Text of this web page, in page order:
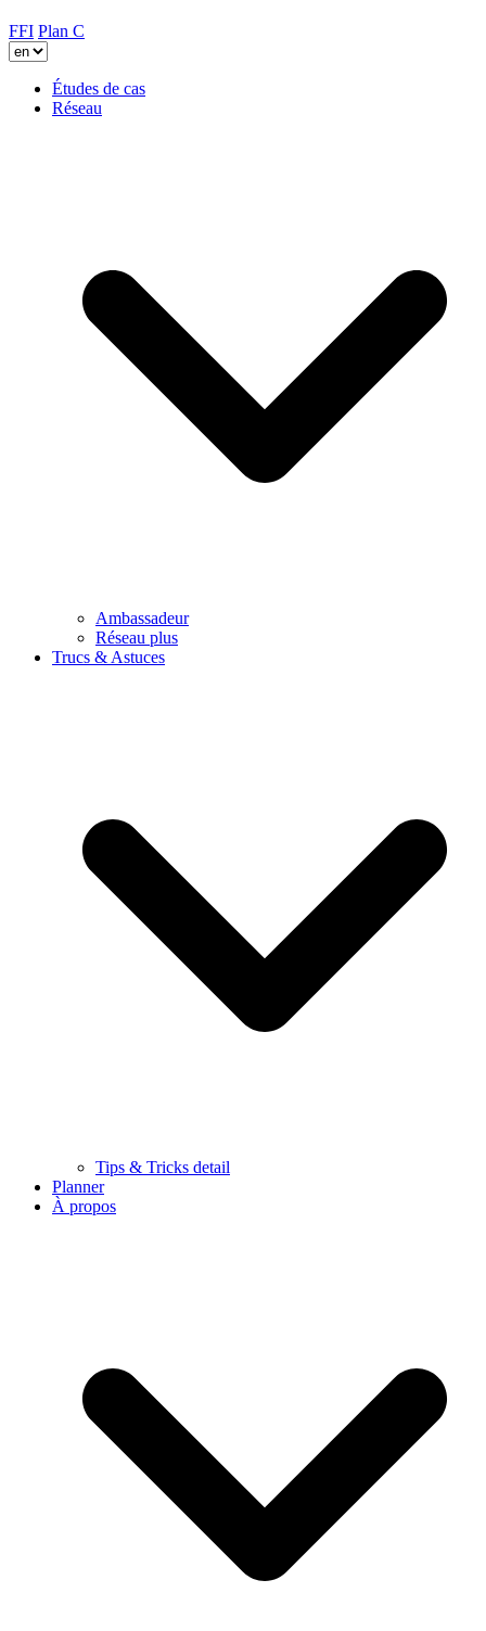
FFI Plan C
Études de cas
Réseau
Ambassadeur
Réseau plus
Trucs & Astuces
Tips & Tricks detail
Planner
À propos